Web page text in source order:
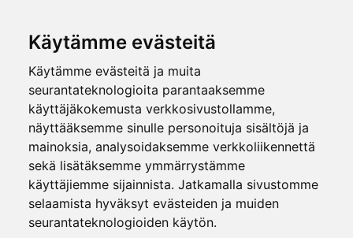
Käytämme evästeitä
Käytämme evästeitä ja muita
seurantateknologioita parantaaksemme
käyttäjäkokemusta verkkosivustollamme,
näyttääksemme sinulle personoituja sisältöjä ja
mainoksia, analysoidaksemme verkkoliikennettä
sekä lisätäksemme ymmärrystämme
käyttäjiemme sijainnista. Jatkamalla sivustomme
selaamista hyväksyt evästeiden ja muiden
seurantateknologioiden käytön.